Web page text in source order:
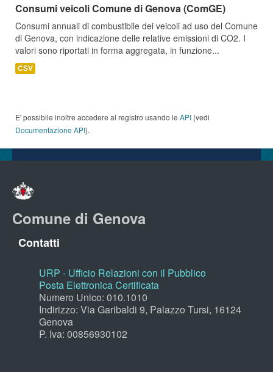
Consumi veicoli Comune di Genova (ComGE)
Consumi annuali di combustibile dei veicoli ad uso del Comune
di Genova, con indicazione delle relative emissioni di CO2. I
valori sono riportati in forma aggregata, in funzione...
CSV
E' possibile inoltre accedere al registro usando le API (vedi
Documentazione API).
Comune di Genova
Contatti
URP - Ufficio Relazioni con il Pubblico
Posta Elettronica Certificata
Numero Unico: 010.1010
Indirizzo: Via Garibaldi 9, Palazzo Tursi, 16124
Genova
P. Iva: 00856930102